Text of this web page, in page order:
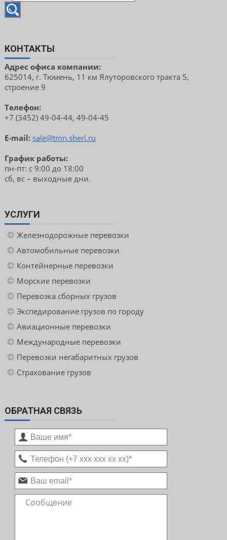
КОНТАКТЫ
Адрес офиса компании:
625014, г. Тюмень, 11 км Ялуторовского тракта 5,
строение 9
Телефон:
+7 (3452) 49-04-44, 49-04-45
E-mail: sale@tmn.sherl.ru
График работы:
пн-пт: с 9:00 до 18:00
сб, вс – выходные дни.
УСЛУГИ
Железнодорожные перевозки
Автомобильные перевозки
Контейнерные перевозки
Морские перевозки
Перевозка сборных грузов
Экспедирование грузов по городу
Авиационные перевозки
Международные перевозки
Перевозки негабаритных грузов
Страхование грузов
ОБРАТНАЯ СВЯЗЬ